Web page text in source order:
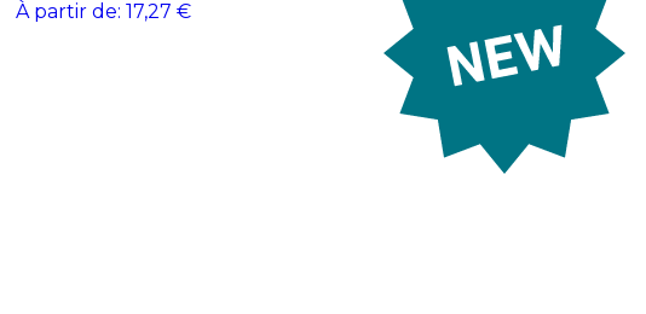
À partir de: 17,27 €